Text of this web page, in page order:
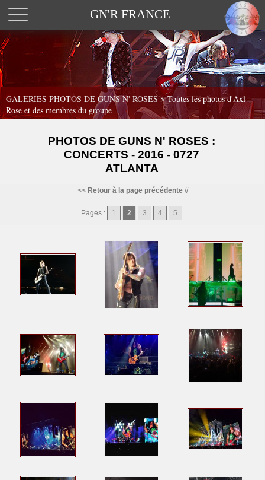
GN'R FRANCE
GALERIES PHOTOS DE GUNS N' ROSES >Toutes les photos d'Axl
Rose et des membres du groupe
PHOTOS DE GUNS N' ROSES :
CONCERTS - 2016 - 0727
ATLANTA
<< Retour à la page précédente//
Pages : 1 2 3 4 5